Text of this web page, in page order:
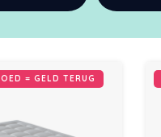
= GELD TERUG